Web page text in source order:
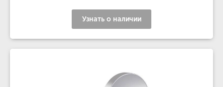
Узнать о наличии